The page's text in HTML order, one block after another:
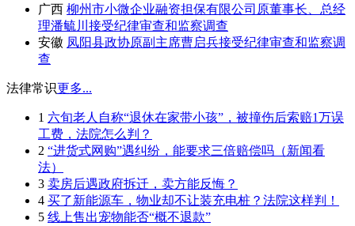
广西 柳州市小微企业融资担保有限公司原董事长、总经
理潘毓川接受纪律审查和监察调查
安徽 凤阳县政协原副主席曹启兵接受纪律审查和监察调
查
法律常识更多...
1 六旬老人自称“退休在家带小孩”，被撞伤后索赔1万误
工费，法院怎么判？
2 “进货式网购”遇纠纷，能要求三倍赔偿吗（新闻看
法）
3 卖房后遇政府拆迁，卖方能反悔？
4 买了新能源车，物业却不让装充电桩？法院这样判！
5 线上售出宠物能否“概不退款”